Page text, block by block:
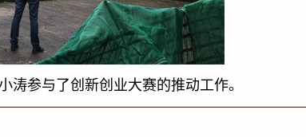
涛参与了创新创业大赛的推动工作。